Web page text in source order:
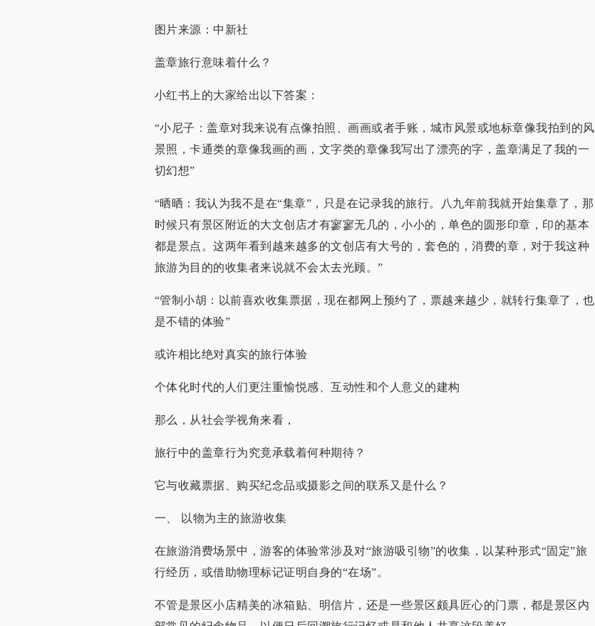
图片来源：中新社
盖章旅行意味着什么？
小红书上的大家给出以下答案：
“小尼子：盖章对我来说有点像拍照、画画或者手账，城市风景或地标章像我拍到的风
景照，卡通类的章像我画的画，文字类的章像我写出了漂亮的字，盖章满足了我的一
切幻想”
“晒晒：我认为我不是在“集章”，只是在记录我的旅行。八九年前我就开始集章了，那
时候只有景区附近的大文创店才有寥寥无几的，小小的，单色的圆形印章，印的基本
都是景点。这两年看到越来越多的文创店有大号的，套色的，消费的章，对于我这种
旅游为目的的收集者来说就不会太去光顾。”
“管制小胡：以前喜欢收集票据，现在都网上预约了，票越来越少，就转行集章了，也
是不错的体验”
或许相比绝对真实的旅行体验
个体化时代的人们更注重愉悦感、互动性和个人意义的建构
那么，从社会学视角来看，
旅行中的盖章行为究竟承载着何种期待？
它与收藏票据、购买纪念品或摄影之间的联系又是什么？
一、 以物为主的旅游收集
在旅游消费场景中，游客的体验常涉及对“旅游吸引物”的收集，以某种形式“固定”旅
行经历，或借助物理标记证明自身的“在场”。
不管是景区小店精美的冰箱贴、明信片，还是一些景区颇具匠心的门票，都是景区内